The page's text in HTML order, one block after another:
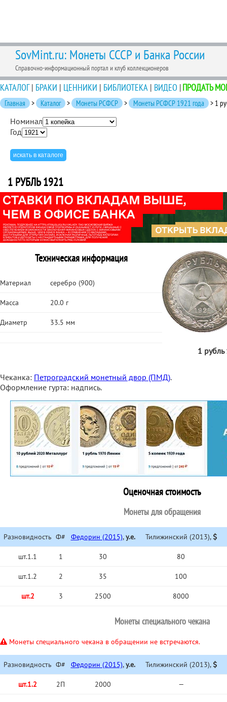
SovMint.ru: Монеты СССР и Банка России
Справочно-информационный портал и клуб коллекционеров
КАТАЛОГ| БРАКИ | ЦЕННИКИ | БИБЛИОТЕКА | ВИДЕО |ПРОДАТЬ
Главная > Каталог > Монеты РСФСР > Монеты РСФСР 1921 года > 1
Номинал
Год
1 РУБЛЬ 1921
Техническая информация
Материал серебро (900)
Масса 20.0 г
Диаметр 33.5 мм
1
Чеканка: Петроградский монетный двор (ПМД).
Оформление гурта: надпись.
Оценочная стоимость
Монеты для обращения
Разновидность Ф# Федорин (2015),у.е. Тилижинский (2013),
шт.1.1 1 30 80
шт.1.2 2 35 100
шт.2 3 2500 8000
Монеты специального чекана
Монеты специального чекана в обращении не встречаются.
Разновидность Ф# Федорин (2015),у.е. Тилижинский (2013),
шт.1.2 2П 2000 —